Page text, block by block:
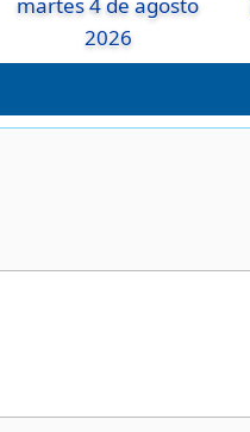
martes 4 de agosto
2026